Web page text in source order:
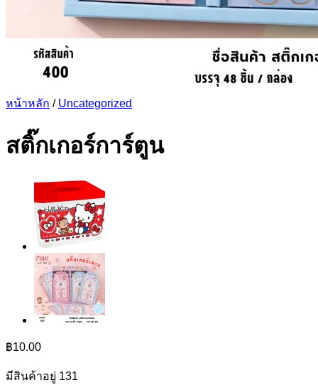
หน้าหลัก / Uncategorized
สติ๊กเกอร์การ์ตูน
฿10.00
มีสินค้าอยู่ 131